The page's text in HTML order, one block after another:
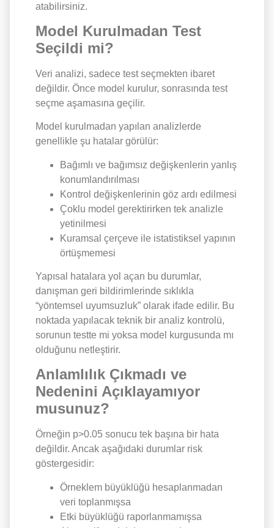
atabilirsiniz.
Model Kurulmadan Test
Seçildi mi?
Veri analizi, sadece test seçmekten ibaret
değildir. Önce model kurulur, sonrasında test
seçme aşamasına geçilir.
Model kurulmadan yapılan analizlerde
genellikle şu hatalar görülür:
Bağımlı ve bağımsız değişkenlerin yanlış
konumlandırılması
Kontrol değişkenlerinin göz ardı edilmesi
Çoklu model gerektirirken tek analizle
yetinilmesi
Kuramsal çerçeve ile istatistiksel yapının
örtüşmemesi
Yapısal hatalara yol açan bu durumlar,
danışman geri bildirimlerinde sıklıkla
“yöntemsel uyumsuzluk” olarak ifade edilir. Bu
noktada yapılacak teknik bir analiz kontrolü,
sorunun testte mi yoksa model kurgusunda mı
olduğunu netleştirir.
Anlamlılık Çıkmadı ve
Nedenini Açıklayamıyor
musunuz?
Örneğin p>0.05 sonucu tek başına bir hata
değildir. Ancak aşağıdaki durumlar risk
göstergesidir:
Örneklem büyüklüğü hesaplanmadan
veri toplanmışsa
Etki büyüklüğü raporlanmamışsa